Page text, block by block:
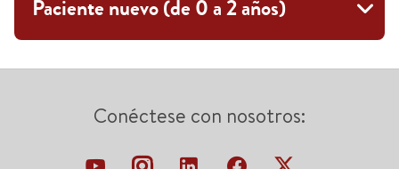
Paciente nuevo (de 0 a 2 años)
Conéctese con nosotros: